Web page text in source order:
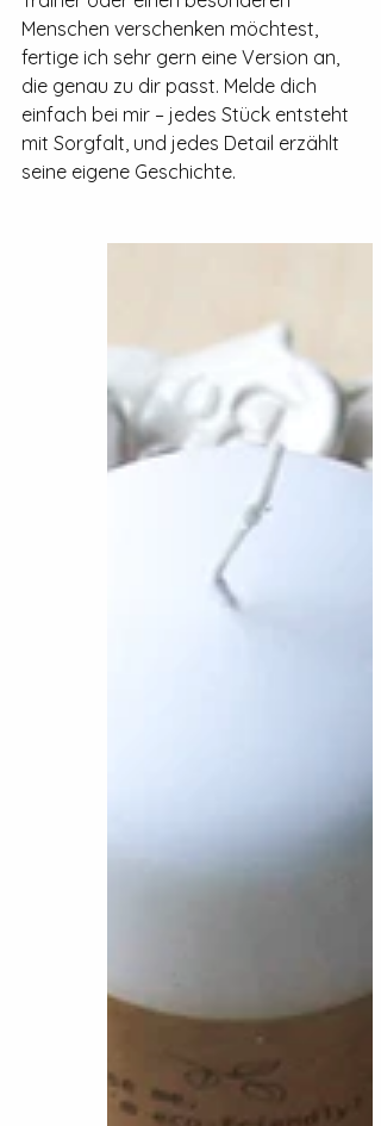
Menschen verschenken möchtest,
fertige ich sehr gern eine Version an,
die genau zu dir passt. Melde dich
einfach bei mir – jedes Stück entsteht
mit Sorgfalt, und jedes Detail erzählt
seine eigene Geschichte.